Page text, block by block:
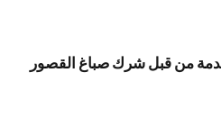
من قبل شرك صباغ القصور